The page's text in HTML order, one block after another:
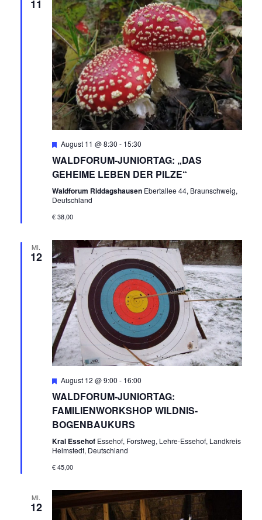
E
N
,
N
A
G
T
I
O
N
11
Empfohlen
August 11 @ 8:30 - 15:30
WALDFORUM-JUNIORTAG: „DAS
GEHEIME LEBEN DER PILZE“
Waldforum Riddagshausen Ebertallee 44, Braunschweig,
Deutschland
€ 38,00
MI.
12
Empfohlen
August 12 @ 9:00 - 16:00
WALDFORUM-JUNIORTAG:
FAMILIENWORKSHOP WILDNIS-
BOGENBAUKURS
Kral Essehof Essehof, Forstweg, Lehre-Essehof, Landkreis
Helmstedt, Deutschland
€ 45,00
MI.
12